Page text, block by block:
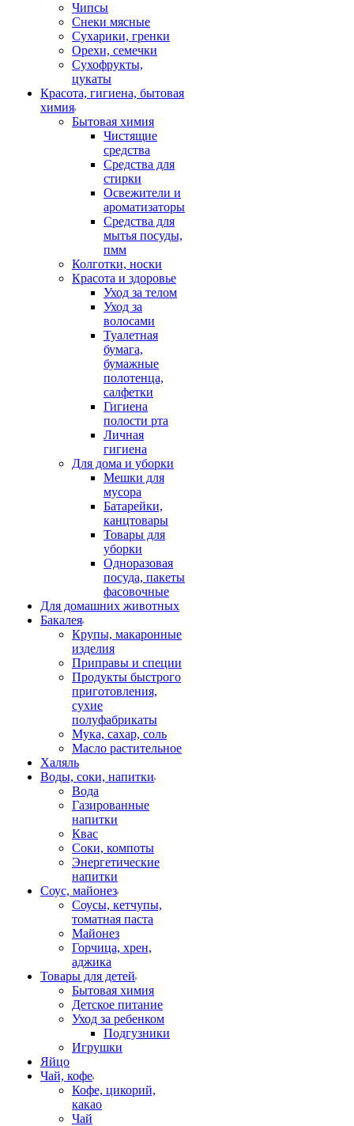
Чипсы
Снеки мясные
Сухарики, гренки
Орехи, семечки
Сухофрукты,
цукаты
Красота, гигиена, бытовая
химия
Бытовая химия
Чистящие
средства
Средства для
стирки
Освежители и
ароматизаторы
Средства для
мытья посуды,
пмм
Колготки, носки
Красота и здоровье
Уход за телом
Уход за
волосами
Туалетная
бумага,
бумажные
полотенца,
салфетки
Гигиена
полости рта
Личная
гигиена
Для дома и уборки
Мешки для
мусора
Батарейки,
канцтовары
Товары для
уборки
Одноразовая
посуда, пакеты
фасовочные
Для домашних животных
Бакалея
Крупы, макаронные
изделия
Приправы и специи
Продукты быстрого
приготовления,
сухие
полуфабрикаты
Мука, сахар, соль
Масло растительное
Халяль
Воды, соки, напитки
Вода
Газированные
напитки
Квас
Соки, компоты
Энергетические
напитки
Соус, майонез
Соусы, кетчупы,
томатная паста
Майонез
Горчица, хрен,
аджика
Товары для детей
Бытовая химия
Детское питание
Уход за ребенком
Подгузники
Игрушки
Яйцо
Чай, кофе
Кофе, цикорий,
какао
Чай